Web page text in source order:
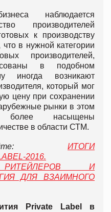
наблюдается
производителей
к производству
в нужной категории
производителей,
в подобном
иногда возникают
который мог
цену при сохранении
рынки в этом
более насыщены
в области СТМ.
ИТОГИ
2016.
РИТЕЙЛЕРОВ И
ДЛЯ ВЗАИМНОГО
Private Labe
в